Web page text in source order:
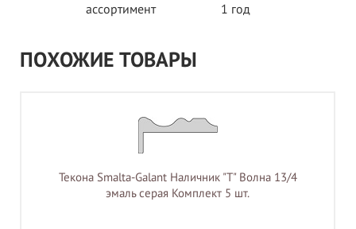
ассортимент
1 год
ПОХОЖИЕ ТОВАРЫ
Текона Smalta-Galant Наличник "Т" Волна 13/4
эмаль серая Комплект 5 шт.